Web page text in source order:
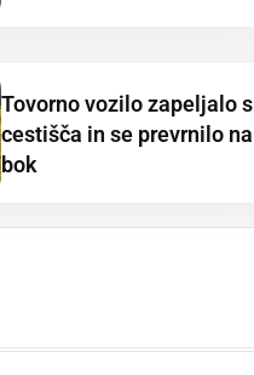
Tovorno vozilo zapeljalo s
cestišča in se prevrnilo na
bok